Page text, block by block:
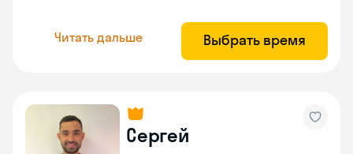
Читать дальше Выбрать время
Сергей